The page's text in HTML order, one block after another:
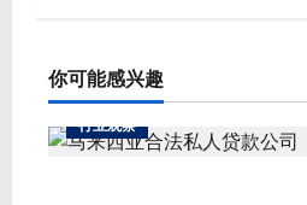
a
t
i
o
你可能感兴趣
行业观察